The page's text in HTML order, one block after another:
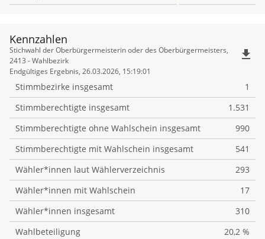
Kennzahlen
Kennzahlen
Stichwahl der Oberbürgermeisterin oder des Oberbürgermeisters,
2413 - Wahlbezirk
Endgültiges Ergebnis, 26.03.2026, 15:19:01
file_download
Stimmbezirke insgesamt
1
Stimmberechtigte insgesamt
1.531
Stimmberechtigte ohne Wahlschein insgesamt
990
Stimmberechtigte mit Wahlschein insgesamt
541
Wähler*innen laut Wählerverzeichnis
293
Wähler*innen mit Wahlschein
17
Wähler*innen insgesamt
310
Wahlbeteiligung
20,2 %